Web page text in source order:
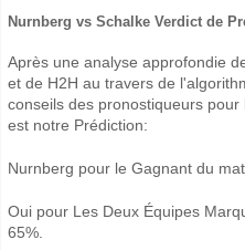
Nurnberg vs Schalke Verdict de
Après une analyse approfondie
et de H2H au travers de
conseils des pronostiqueurs
est notre Prédiction:
Nurnberg pour le Gagnant du
Oui pour Les Deux Équipes
65%.